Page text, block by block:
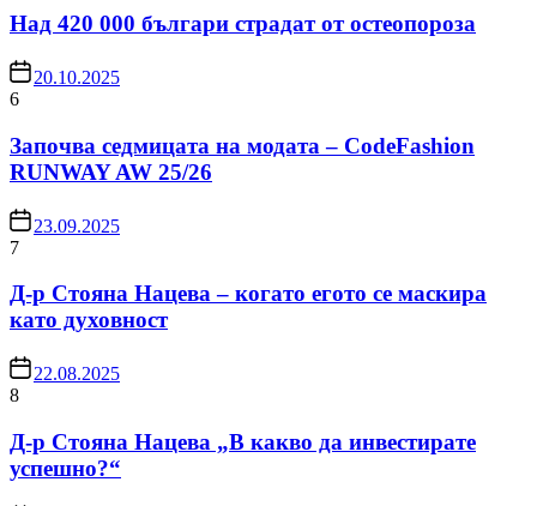
Над 420 000 българи страдат от остеопороза
20.10.2025
6
Започва седмицата на модата – CodeFashion
RUNWAY AW 25/26
23.09.2025
7
Д-р Стояна Нацева – когато егото се маскира
като духовност
22.08.2025
8
Д-р Стояна Нацева „В какво да инвестирате
успешно?“